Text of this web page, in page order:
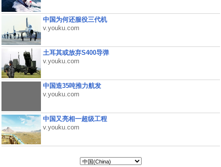
中国为何还服役三代机
v.youku.com
土耳其或放弃S400导弹
v.youku.com
中国造35吨推力航发
v.youku.com
中国又亮相一超级工程
v.youku.com